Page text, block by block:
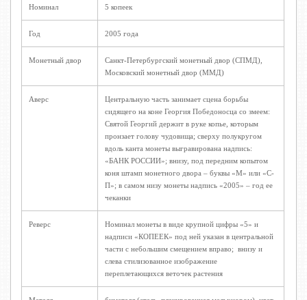
Номинал 5 копеек
Год 2005 года
Монетный двор
Санкт-Петербургский монетный двор (СПМД),
Московский монетный двор (ММД)
Аверс
Центральную часть занимает сцена борьбы
сидящего на коне Георгия Победоносца со змеем:
Святой Георгий держит в руке копье, которым
пронзает голову чудовища; сверху полукругом
вдоль канта монеты выгравирована надпись:
«БАНК РОССИИ»; внизу, под передним копытом
коня штамп монетного двора – буквы «М» или «С-
П»; в самом низу монеты надпись «2005» – год ее
чеканки
Реверс
Номинал монеты в виде крупной цифры «5» и
надписи «КОПЕЕК» под ней указан в центральной
части с небольшим смещением вправо; внизу и
слева стилизованное изображение
переплетающихся веточек растения